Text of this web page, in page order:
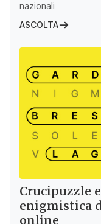
nazionali
ASCOLTA
Crucipuzzle
enigmistica
online